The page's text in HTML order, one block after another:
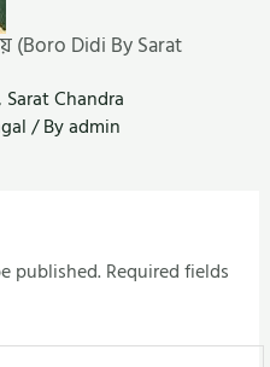
(Boro Didi By Sarat
Sarat Chandra
/ Byadmin
published.Required fields